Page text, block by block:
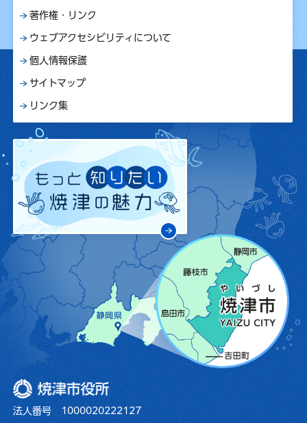
著作権・リンク
ウェブアクセシビリティについて
個人情報保護
サイトマップ
リンク集
焼津市役所
法人番号 1000020222127